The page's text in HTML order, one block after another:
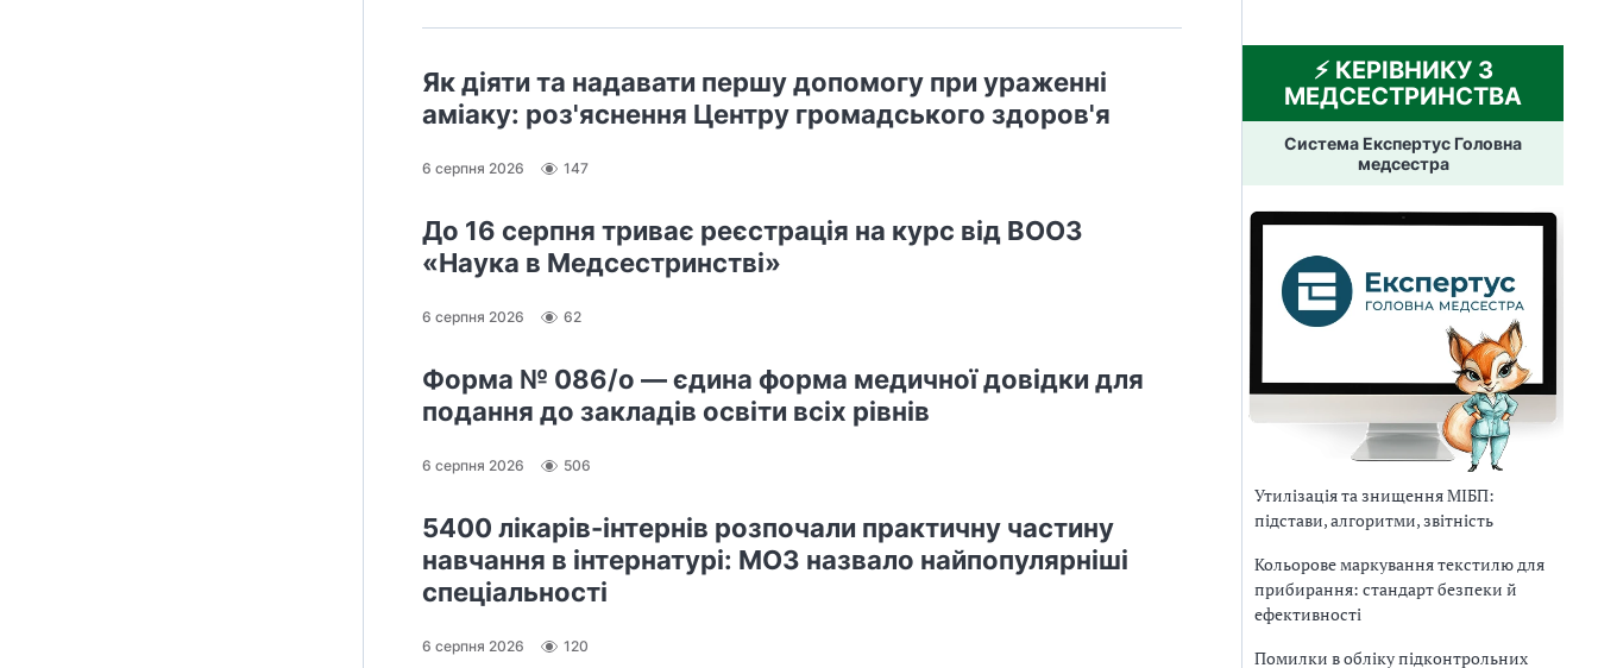
Як діяти та надавати першу допомогу при ураженні
аміаку: роз'яснення Центру громадського здоров'я
6 серпня 2026 147
До 16 серпня триває реєстрація на курс від ВООЗ
«Наука в Медсестринстві»
6 серпня 2026 62
Форма № 086/о — єдина форма медичної довідки для
подання до закладів освіти всіх рівнів
6 серпня 2026 506
5400 лікарів-інтернів розпочали практичну частину
навчання в інтернатурі: МОЗ назвало найпопулярніші
спеціальності
6 серпня 2026 120
⚡️ КЕРІВНИКУ З
МЕДСЕСТРИНСТВА
Система Експертус Головна
медсестра
Утилізація та знищення МІБП:
підстави, алгоритми, звітність
Кольорове маркування текстилю для
прибирання: стандарт безпеки й
ефективності
Помилки в обліку підконтрольних